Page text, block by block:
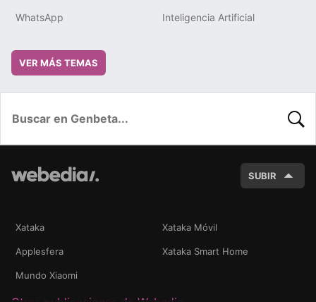
WhatsApp Inteligencia Artificial
VER MÁS TEMAS
SUBIR
Xataka Xataka Móvil
Applesfera Xataka Smart Home
Mundo Xiaomi